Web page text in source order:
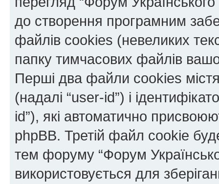
до створення програмним
файлів cookies (невеликих
папку тимчасових файлів
Перші два файли cookies
(надалі “user-id”) і
id”), які автоматично
phpBB. Третій файл cookie
тем форуму “Форум
використовується для